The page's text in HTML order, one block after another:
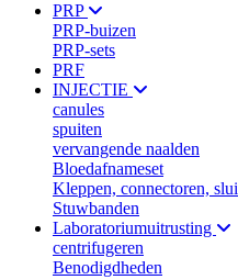
PRP
PRP-buizen
PRP-sets
PRF
INJECTIE
canules
spuiten
vervangende naalden
Bloedafnameset
Kleppen, connectoren,
Stuwbanden
Laboratoriumuitrusting
centrifugeren
Benodigdheden